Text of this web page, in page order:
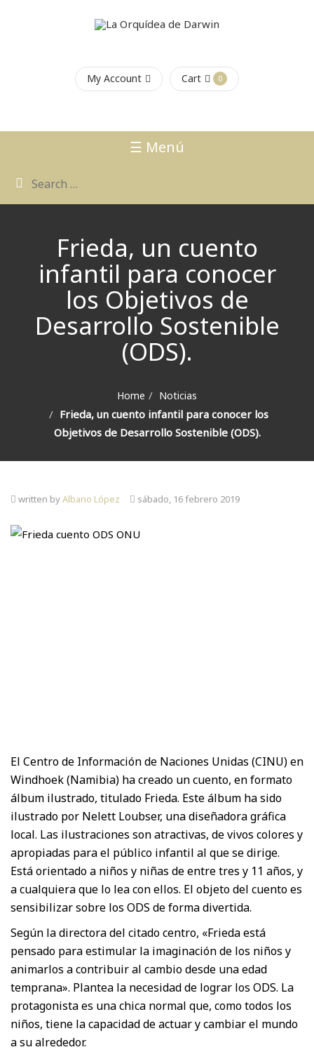
Cart 0
My Account
☰ Menú
Frieda, un cuento
infantil para conocer
los Objetivos de
Desarrollo Sostenible
(ODS).
Home Noticias
Frieda, un cuento infantil para conocer los
Objetivos de Desarrollo Sostenible (ODS).
written byAlbano López sábado, 16 febrero 2019
El Centro de Información de Naciones Unidas (CINU) en
Windhoek (Namibia) ha creado un cuento, en formato
álbum ilustrado, titulado Frieda. Este álbum ha sido
ilustrado por Nelett Loubser, una diseñadora gráfica
local. Las ilustraciones son atractivas, de vivos colores y
apropiadas para el público infantil al que se dirige.
Está orientado a niños y niñas de entre tres y 11 años, y
a cualquiera que lo lea con ellos. El objeto del cuento es
sensibilizar sobre los ODS de forma divertida.
Según la directora del citado centro, «Frieda está
pensado para estimular la imaginación de los niños y
animarlos a contribuir al cambio desde una edad
temprana». Plantea la necesidad de lograr los ODS. La
protagonista es una chica normal que, como todos los
niños, tiene la capacidad de actuar y cambiar el mundo
a su alrededor.